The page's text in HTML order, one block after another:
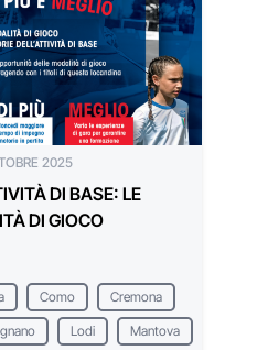
2025
DI BASE: LE
DI GIOCO
Como Cremona
Lodi Mantova